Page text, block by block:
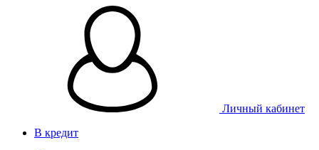
Личный кабинет
В кредит